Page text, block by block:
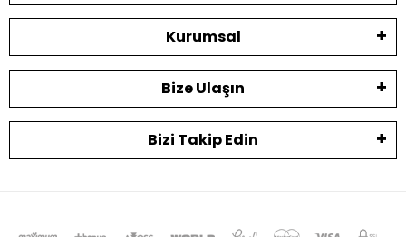
Kurumsal
Bize Ulaşın
Bizi Takip Edin